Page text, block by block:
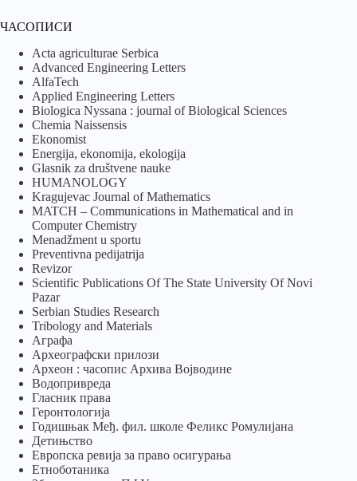
ЧАСОПИСИ
Acta agriculturae Serbica
Advanced Engineering Letters
AlfaTech
Applied Engineering Letters
Biologica Nyssana : journal of Biological Sciences
Chemia Naissensis
Ekonomist
Energija, ekonomija, ekologija
Glasnik za društvene nauke
HUMANOLOGY
Kragujevac Journal of Mathematics
MATCH – Communications in Mathematical and in
Computer Chemistry
Menadžment u sportu
Preventivna pedijatrija
Revizor
Scientific Publications Of The State University Of Novi
Pazar
Serbian Studies Research
Tribology and Materials
Аграфа
Археографски прилози
Археон : часопис Архива Војводине
Водопривреда
Гласник права
Геронтологија
Годишњак Међ. фил. школе Феликс Ромулијана
Детињство
Европска ревија за право осигурања
Eтноботаника